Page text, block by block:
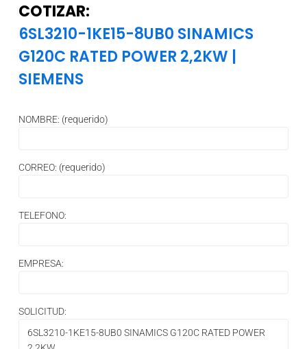
COTIZAR:
6SL3210-1KE15-8UB0 SINAMICS
G120C RATED POWER 2,2KW |
SIEMENS
NOMBRE: (requerido)
CORREO: (requerido)
TELEFONO:
EMPRESA:
SOLICITUD: